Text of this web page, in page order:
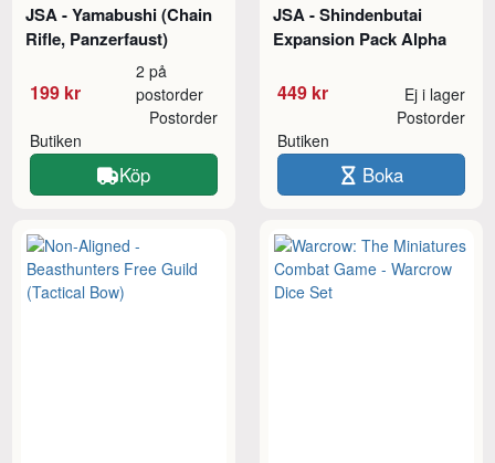
JSA - Yamabushi (Chain
Rifle, Panzerfaust)
199 kr
2 på
postorder
Butiken
Postorder
Köp
JSA - Shindenbutai
Expansion Pack Alpha
449 kr Ej i lager
Butiken
Postorder
Boka